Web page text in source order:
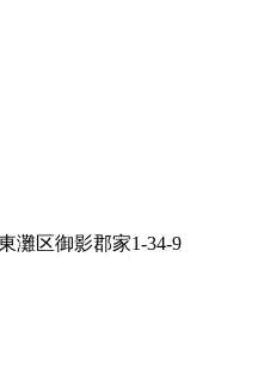
灘区御影郡家1-34-9